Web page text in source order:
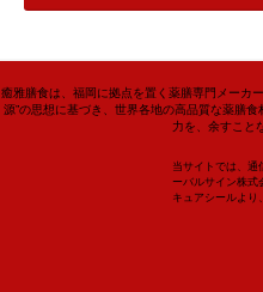
癒雅膳食は、福岡に拠点を置く薬膳専門メーカ
源”の思想に基づき、世界各地の高品質な薬膳
力を、余すこと
当サイトでは、通
ーバルサイン株式
キュアシールより